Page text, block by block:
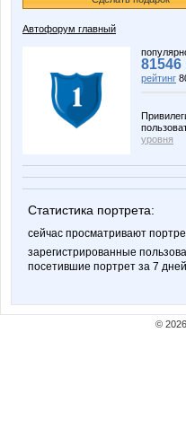
Автофорум главный
81546
рейтинг
уровня
Статистика портрета:
сейчас просматривают
зарегистрированные
посетившие портрет за 7
©